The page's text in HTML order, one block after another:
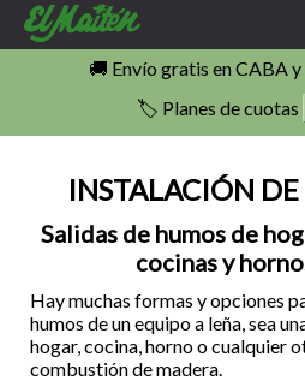
🚚 Envío gratis en CABA
🏷️ Planes de cuotas
INSTALACIÓN
Salidas de humos de
cocinas y
Hay muchas formas y opciones
humos de un equipo a leña, sea
hogar, cocina, horno o cualquier
combustión de madera.